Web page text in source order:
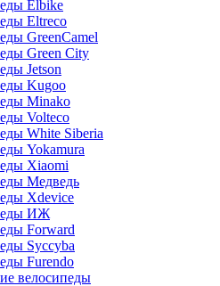
Elbike
Eltreco
GreenCamel
Green City
Jetson
Kugoo
Minako
Volteco
White Siberia
Yokamura
Xiaomi
Медведь
Xdevice
ИЖ
Forward
Syccyba
Furendo
велосипеды